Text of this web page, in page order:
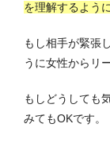
を理解するよう
もし相手が緊張
うに女性からリ
もしどうしても
みてもOKです。